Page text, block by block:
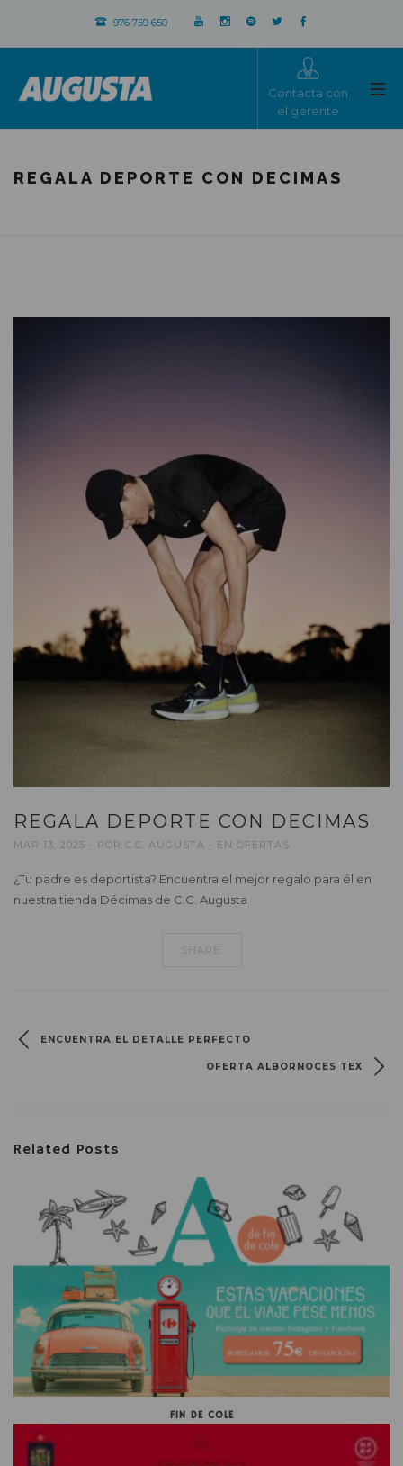
976 759 650
Contacta con
el gerente
REGALA DEPORTE CON DECIMAS
REGALA DEPORTE CON DECIMAS
MAR 13, 2025 POR C.C. AUGUSTA EN OFERTAS
¿Tu padre es deportista? Encuentra el mejor regalo para él en
nuestra tienda Décimas de C.C. Augusta
SHARE:
ENCUENTRA EL DETALLE PERFECTO
OFERTA ALBORNOCES TEX
Related Posts
FIN DE COLE